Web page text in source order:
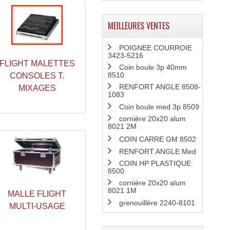
MALETTES
CONSOLES T.
MIXAGES
MALLE FLIGHT
MULTI-USAGE
MEILLEURES VENTES
POIGNEE COURROIE
3423-5216
Coin boule 3p 40mm
8510
RENFORT ANGLE 8508-
1083
Coin boule med 3p 8509
cornière 20x20 alum
8021 2M
COIN CARRE GM 8502
RENFORT ANGLE Med
COIN HP PLASTIQUE
8500
cornière 20x20 alum
8021 1M
grenouillère 2240-8101